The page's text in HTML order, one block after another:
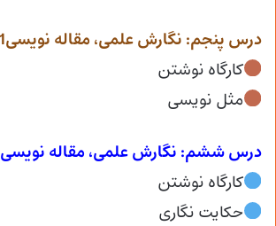
درس پنجم: نگارش علمی، مقاله نویسی1
کارگاه نوشتن
مثل نویسی
درس ششم: نگارش علمی، مقاله نویسی2
کارگاه نوشتن
حکایت نگاری